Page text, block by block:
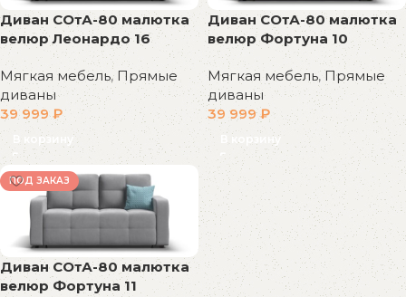
Диван СОтА-80 малютка
велюр Леонардо 16
Мягкая мебель, Прямые
диваны
39 999₽
В корзину
Диван СОтА-80 малютка
велюр Фортуна 10
Мягкая мебель, Прямые
диваны
39 999₽
В корзину
ПОД ЗАКАЗ
Диван СОтА-80 малютка
велюр Фортуна 11